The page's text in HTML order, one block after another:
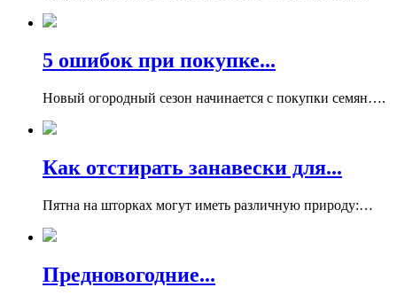
5 ошибок при покупке...
Новый огородный сезон начинается с покупки семян….
Как отстирать занавески для...
Пятна на шторках могут иметь различную природу:…
Предновогодние...